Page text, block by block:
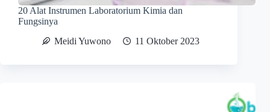
20 Alat Instrumen Laboratorium Kimia dan
Fungsinya
Meidi Yuwono
11 Oktober 2023